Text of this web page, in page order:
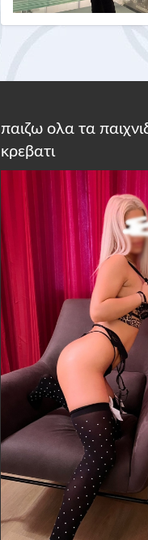
παιζω ολα τα
κρεβατι